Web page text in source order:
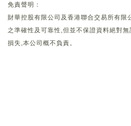
免責聲明：
財華控股有限公司及香港聯合交易所有限
之準確性及可靠性,但並不保證資料絕對
損失,本公司概不負責。